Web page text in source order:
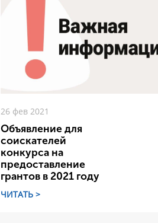
26 фев 2021
Объявление для
соискателей
конкурса на
предоставление
грантов в 2021 году
ЧИТАТЬ >